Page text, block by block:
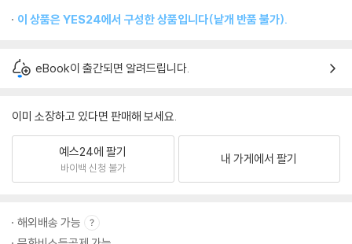
이 상품은 YES24에서 구성한 상품입니다(낱개 반품 불가).
eBook이 출간되면 알려드립니다.
이미 소장하고 있다면 판매해 보세요.
예스24에 팔기
바이백 신청 불가
내 가게에서 팔기
해외배송 가능